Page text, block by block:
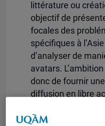
littérature ou
objectif de
focales des
spécifiques à
d’analyser de
avatars.
donc de fournir
diffusion en libre
d’enjeux autant